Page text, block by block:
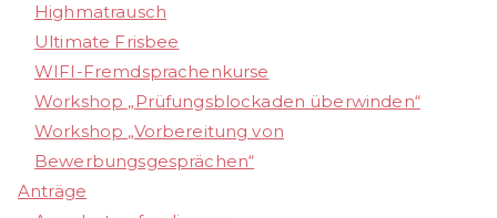
Highmatrausch
Ultimate Frisbee
WIFI-Fremdsprachenkurse
Workshop „Prüfungsblockaden überwinden“
Workshop „Vorbereitung von
Bewerbungsgesprächen“
Anträge